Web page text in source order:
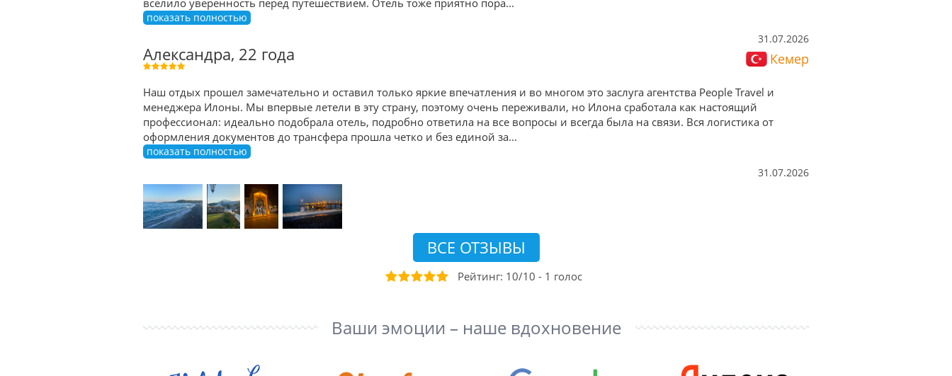
показать полностью
31.07.2026
Александра, 22 года Кемер
Наш отдых прошел замечательно и оставил только яркие впечатления и во многом это заслуга агентства People Travel и
менеджера Илоны. Мы впервые летели в эту страну, поэтому очень переживали, но Илона сработала как настоящий
профессионал: идеально подобрала отель, подробно ответила на все вопросы и всегда была на связи. Вся логистика от
оформления документов до трансфера прошла четко и без единой за...
показать полностью
31.07.2026
ВСЕ ОТЗЫВЫ
Рейтинг: 10/10 - 1 голос
Ваши эмоции – наше вдохновение